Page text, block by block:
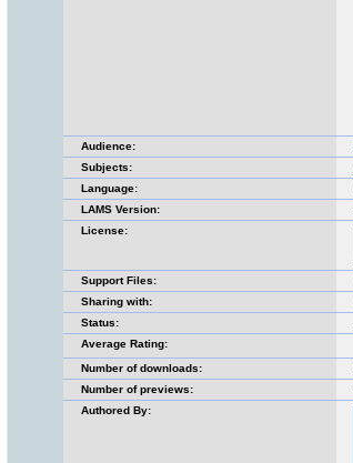
Audience:
Subjects:
Language:
LAMS Version:
License:
Support Files:
Sharing with:
Status:
Average Rating:
Number of downloads:
Number of previews:
Authored By: